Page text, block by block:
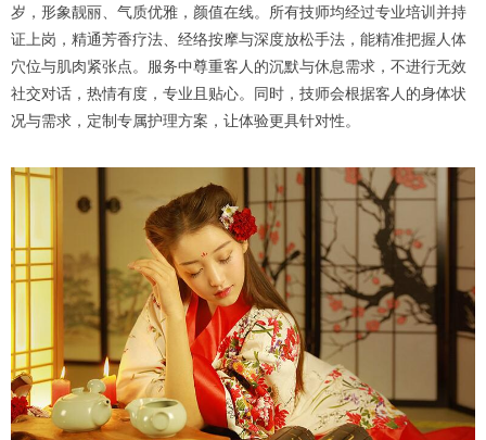
岁，形象靓丽、气质优雅，颜值在线。所有技师均经过专业培训并持
证上岗，精通芳香疗法、经络按摩与深度放松手法，能精准把握人体
穴位与肌肉紧张点。服务中尊重客人的沉默与休息需求，不进行无效
社交对话，热情有度，专业且贴心。同时，技师会根据客人的身体状
况与需求，定制专属护理方案，让体验更具针对性。